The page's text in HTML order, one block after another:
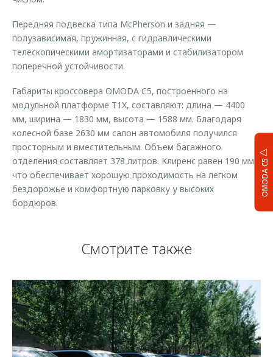
OMODA C5
Передняя подвеска типа McPherson и задняя —
полузависимая, пружинная, с гидравлическими
телескопическими амортизаторами и стабилизатором
поперечной устойчивости.
Габариты кроссовера OMODA C5, построенного на
модульной платформе T1X, составляют: длина — 4400
мм, ширина — 1830 мм, высота — 1588 мм. Благодаря
колесной базе 2630 мм салон автомобиля получился
просторным и вместительным. Объем багажного
отделения составляет 378 литров. Клиренс равен 190 мм,
что обеспечивает хорошую проходимость на легком
бездорожье и комфортную парковку у высоких
бордюров.
Смотрите также